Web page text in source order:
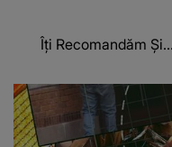
Îți Recomandăm Și...